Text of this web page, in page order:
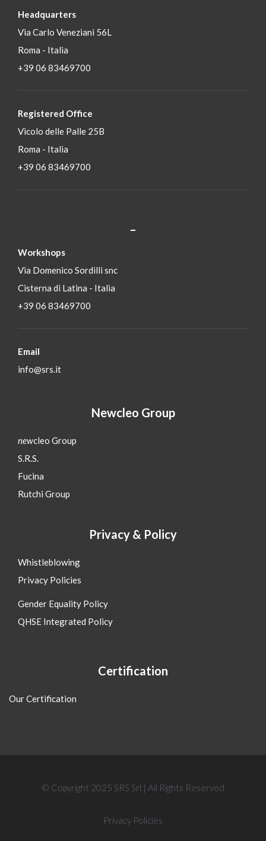
Headquarters
Via Carlo Veneziani 56L
Roma - Italia
+39 06 83469700
Registered Office
Vicolo delle Palle 25B
Roma - Italia
+39 06 83469700
Workshops
Via Domenico Sordilli snc
Cisterna di Latina - Italia
+39 06 83469700
Email
info@srs.it
Newcleo Group
newcleo Group
S.R.S.
Fucina
Rutchi Group
Privacy & Policy
Whistleblowing
Privacy Policies
Gender Equality Policy
QHSE Integrated Policy
Certification
Our Certification
© Copyright 2025 SRS Srl | All Rights Reserved
Privacy Policies